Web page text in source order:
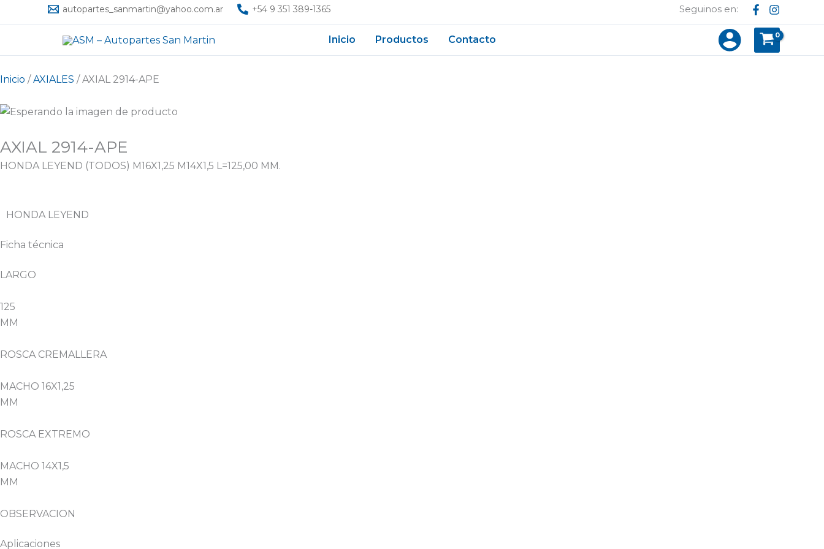
al
autopartes_sanmartin@yahoo.com.ar +54 9 351 389-1365 Seguinos en:
Inicio Productos Contacto
Inicio /AXIALES / AXIAL 2914-APE
AXIAL 2914-APE
HONDA LEYEND (TODOS) M16X1,25 M14X1,5 L=125,00 MM.
HONDA LEYEND
Ficha técnica
LARGO
125
MM
ROSCA CREMALLERA
MACHO 16X1,25
MM
ROSCA EXTREMO
MACHO 14X1,5
MM
OBSERVACION
Aplicaciones